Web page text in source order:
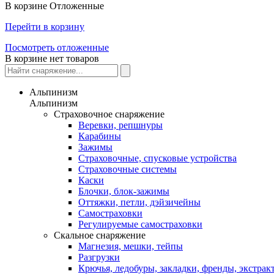
В корзине Отложенные
Перейти в корзину
Посмотреть отложенные
В корзине нет товаров
Альпинизм
Альпинизм
Страховочное снаряжение
Веревки, репшнуры
Карабины
Зажимы
Страховочные, спусковые устройства
Страховочные системы
Каски
Блочки, блок-зажимы
Оттяжки, петли, дэйзичейны
Самостраховки
Регулируемые самостраховки
Скальное снаряжение
Магнезия, мешки, тейпы
Разгрузки
Крючья, ледобуры, закладки, френды,